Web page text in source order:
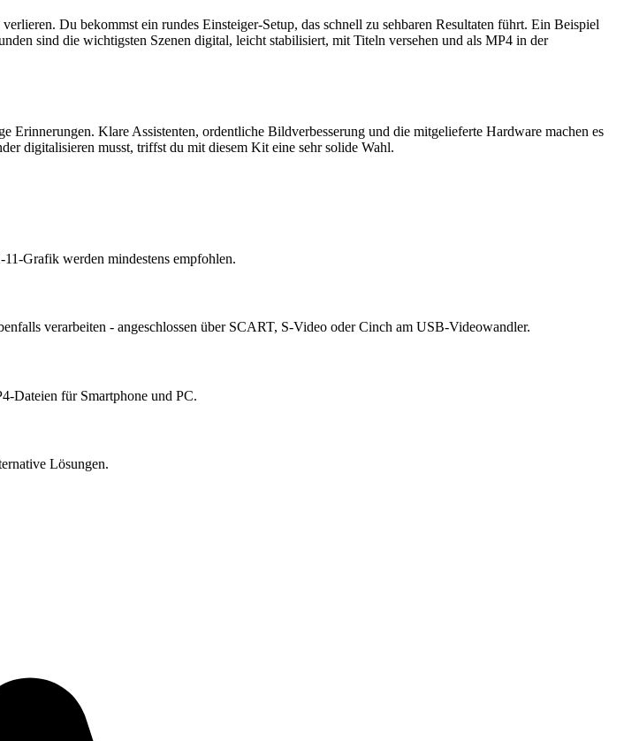
Du bekommst ein rundes Einsteiger-Setup, das schnell zu sehbaren Resultaten führt. Ein Beispiel
sind die wichtigsten Szenen digital, leicht stabilisiert, mit Titeln versehen und als MP4 in der
Erinnerungen. Klare Assistenten, ordentliche Bildverbesserung und die mitgelieferte Hardware machen es
digitalisieren musst, triffst du mit diesem Kit eine sehr solide Wahl.
Grafik werden mindestens empfohlen.
verarbeiten - angeschlossen über SCART, S-Video oder Cinch am USB-Videowandler.
Dateien für Smartphone und PC.
Lösungen.